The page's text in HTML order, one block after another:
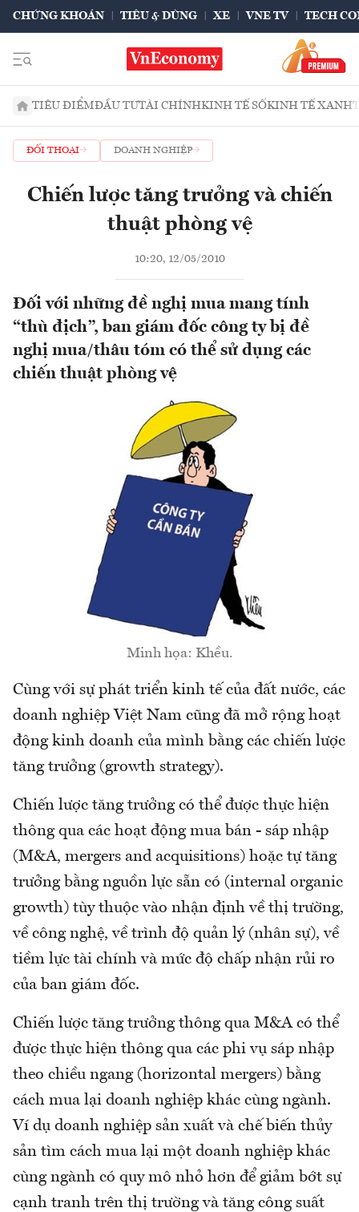
CHỨNG KHOÁN TIÊU & DÙNG XE VNE TV TECH
TIÊU ĐIỂMĐẦU TƯTÀI CHÍNHKINH TẾ SỐKINH TẾ XANH
ĐỐI THOẠI DOANH NGHIỆP
Chiến lược tăng trưởng và chiến
thuật phòng vệ
10:20, 12/05/2010
Đối với những đề nghị mua mang tính
“thù địch”, ban giám đốc công ty bị đề
nghị mua/thâu tóm có thể sử dụng các
chiến thuật phòng vệ
Minh họa: Khều.
Cùng với sự phát triển kinh tế của đất nước, các
doanh nghiệp Việt Nam cũng đã mở rộng hoạt
động kinh doanh của mình bằng các chiến lược
tăng trưởng (growth strategy).
Chiến lược tăng trưởng có thể được thực hiện
thông qua các hoạt động mua bán - sáp nhập
(M&A, mergers and acquisitions) hoặc tự tăng
trưởng bằng nguồn lực sẵn có (internal organic
growth) tùy thuộc vào nhận định về thị trường,
về công nghệ, về trình độ quản lý (nhân sự), về
tiềm lực tài chính và mức độ chấp nhận rủi ro
của ban giám đốc.
Chiến lược tăng trưởng thông qua M&A có thể
được thực hiện thông qua các phi vụ sáp nhập
theo chiều ngang (horizontal mergers) bằng
cách mua lại doanh nghiệp khác cùng ngành.
Ví dụ doanh nghiệp sản xuất và chế biến thủy
sản tìm cách mua lại một doanh nghiệp khác
cùng ngành có quy mô nhỏ hơn để giảm bớt sự
cạnh tranh trên thị trường và tăng công suất